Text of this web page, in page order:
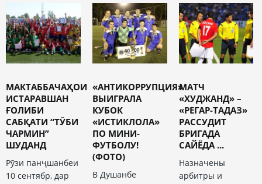
МАКТАББАЧАҲОИ
ИСТАРАВШАН
ҒОЛИБИ
САБҚАТИ “ТӮБИ
ЧАРМИН”
ШУДАНД
Рӯзи панҷшанбеи
10 сентябр, дар
«АНТИКОРРУПЦИЯ»
ВЫИГРАЛА
КУБОК
«ИСТИКЛОЛА»
ПО МИНИ-
ФУТБОЛУ!
(ФОТО)
В Душанбе
МАТЧ
«ХУДЖАНД» –
«РЕГАР-ТАДАЗ»
РАССУДИТ
БРИГАДА
САЙЁДА ...
Назначены
арбитры и